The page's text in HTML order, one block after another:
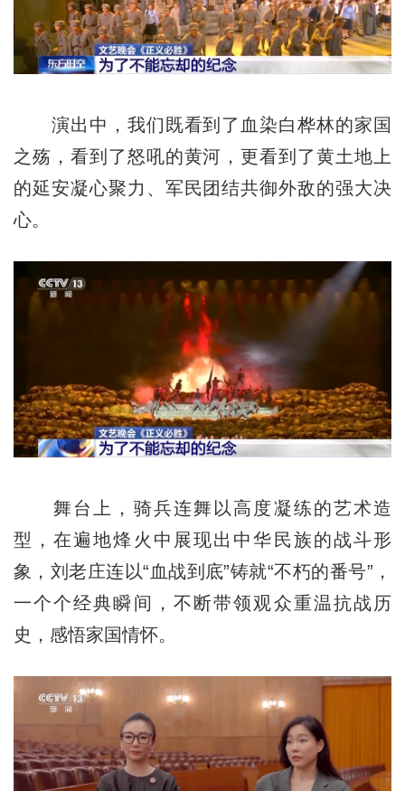
演出中，我们既看到了血染白桦林的家国
之殇，看到了怒吼的黄河，更看到了黄土地上
的延安凝心聚力、军民团结共御外敌的强大决
心。
舞台上，骑兵连舞以高度凝练的艺术造
型，在遍地烽火中展现出中华民族的战斗形
象，刘老庄连以“血战到底”铸就“不朽的番号”，
一个个经典瞬间，不断带领观众重温抗战历
史，感悟家国情怀。